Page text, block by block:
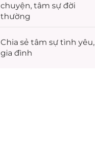
chuyện, tâm sự đời
thường
Chia sẻ tâm sự tình yêu,
gia đình